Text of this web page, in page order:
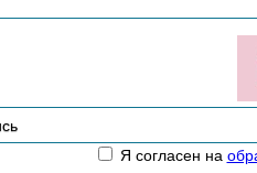
Я согласен на